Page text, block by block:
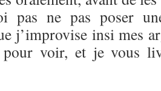
pas ne pas poser
j’improvise insi mes
voir, et je vous